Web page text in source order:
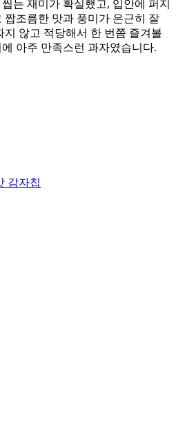
는 재미가 확실했고, 입안에 퍼지
짭조름한 맛과 풍미가 은근히 잘
않고 적당해서 한 번쯤 즐겨볼
아주 만족스런 과자였습니다.
감자칩